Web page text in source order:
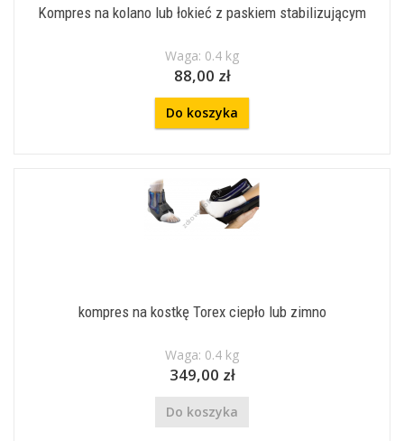
Kompres na kolano lub łokieć z paskiem stabilizującym
Waga: 0.4 kg
88,00 zł
Do koszyka
kompres na kostkę Torex ciepło lub zimno
Waga: 0.4 kg
349,00 zł
Do koszyka